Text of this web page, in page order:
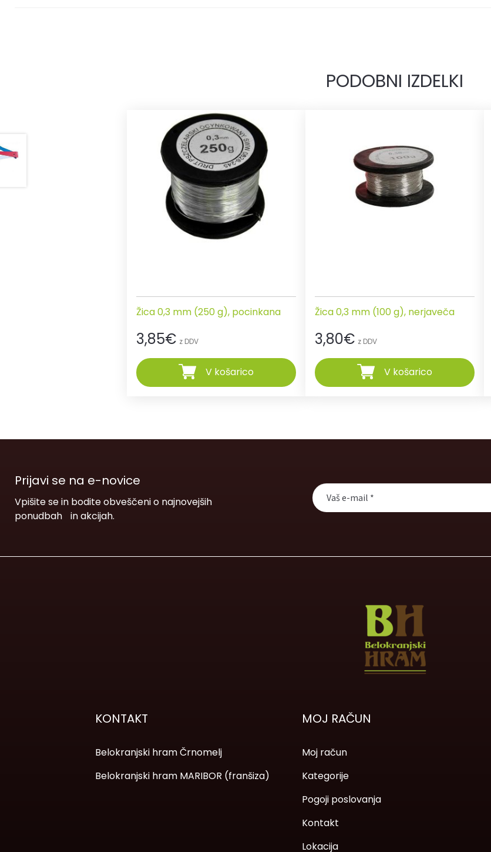
PODOBNI IZDELKI
Žica 0,3 mm (250 g), pocinkana
3,85€ z DDV
V košarico
Žica 0,3 mm (100 g), nerjaveča
3,80€ z DDV
V košarico
Prijavi se na e-novice
Vpišite se in bodite obveščeni o najnovejših
ponudbah in akcijah.
KONTAKT
Belokranjski hram Črnomelj
Belokranjski hram MARIBOR (franšiza)
MOJ RAČUN
Moj račun
Kategorije
Pogoji poslovanja
Kontakt
Lokacija